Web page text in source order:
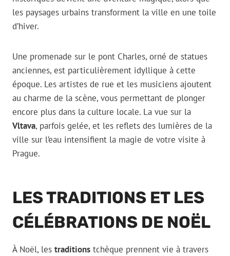
les paysages urbains transforment la ville en une toile
d’hiver.
Une promenade sur le pont Charles, orné de statues
anciennes, est particulièrement idyllique à cette
époque. Les artistes de rue et les musiciens ajoutent
au charme de la scène, vous permettant de plonger
encore plus dans la culture locale. La vue sur la
Vltava, parfois gelée, et les reflets des lumières de la
ville sur l’eau intensifient la magie de votre visite à
Prague.
LES TRADITIONS ET LES
CÉLÉBRATIONS DE NOËL
À Noël, les traditions tchèque prennent vie à travers